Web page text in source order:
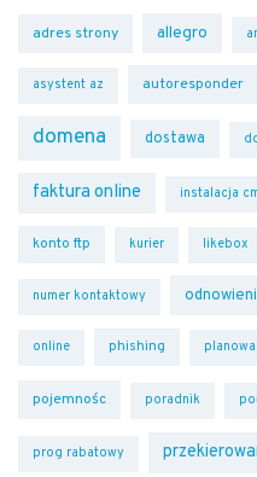
adres strony allegro
asystent az autoresponder
domena dostawa
faktura online instalacja
konto ftp kurier likebox
numer kontaktowy
online phishing
pojemnośc poradnik
prog rabatowy